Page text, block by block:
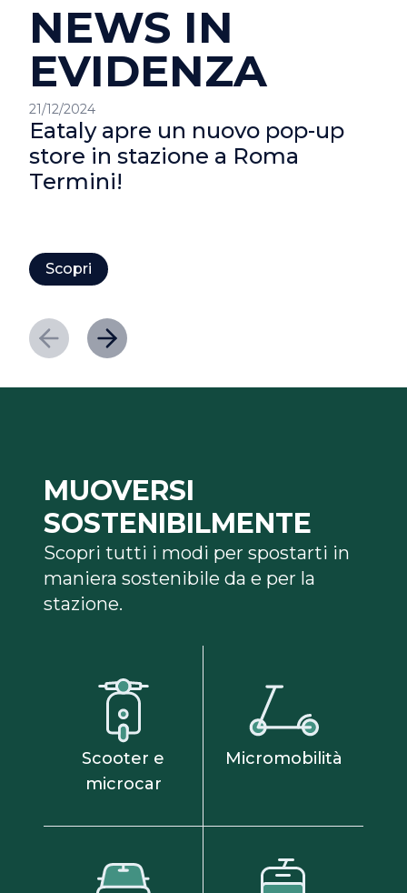
NEWS IN
EVIDENZA
21/12/2024
Eataly apre un nuovo pop-up
store in stazione a Roma
Termini!
Scopri
MUOVERSI
SOSTENIBILMENTE
Scopri tutti i modi per spostarti in
maniera sostenibile da e per la
stazione.
Scooter e
microcar
Micromobilità